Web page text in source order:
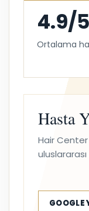
4.9/5
Ortalama
Hasta
Hair
GOOGLE